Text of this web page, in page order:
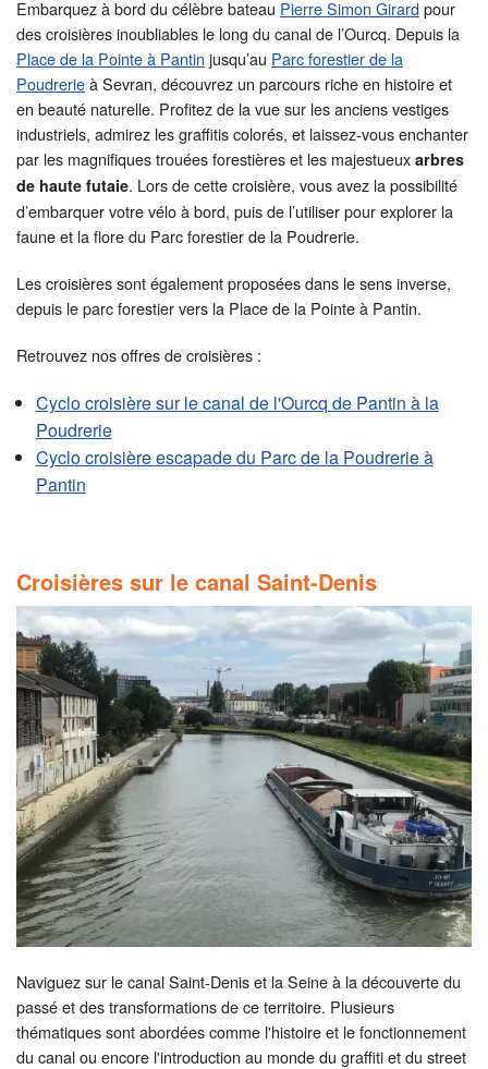
Embarquez à bord du célèbre bateau Pierre Simon Girardpour
des croisières inoubliables le long du canal de l’Ourcq. Depuis la
Place de la Pointe à Pantin jusqu’au Parc forestier de la
Poudrerieà Sevran, découvrez un parcours riche en histoire et
en beauté naturelle. Profitez de la vue sur les anciens vestiges
industriels, admirez les graffitis colorés, et laissez-vous enchanter
par les magnifiques trouées forestières et les majestueux arbres
de haute futaie. Lors de cette croisière, vous avez la possibilité
d’embarquer votre vélo à bord, puis de l’utiliser pour explorer la
faune et la flore du Parc forestier de la Poudrerie.
Les croisières sont également proposées dans le sens inverse,
depuis le parc forestier vers la Place de la Pointe à Pantin.
Retrouvez nos offres de croisières :
Cyclo croisière sur le canal de l'Ourcq de Pantin à la
Poudrerie
Cyclo croisière escapade du Parc de la Poudrerie à
Pantin
Croisières sur le canal Saint-Denis
Naviguez sur le canal Saint-Denis et la Seine à la découverte du
passé et des transformations de ce territoire. Plusieurs
thématiques sont abordées comme l'histoire et le fonctionnement
du canal ou encore l'introduction au monde du graffiti et du street